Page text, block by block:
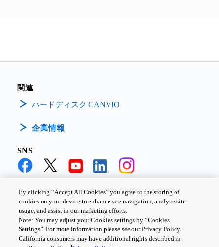
関連
ハードディスク CANVIO
企業情報
SNS
個人情報保護方針 サイトのご利用条件
お問い合わせ
By clicking “Accept All Cookies” you agree to the storing of
cookies on your device to enhance site navigation, analyze site
usage, and assist in our marketing efforts.
Note: You may adjust your Cookies settings by ”Cookies
Settings”. For more information please see our Privacy Policy.
California consumers may have additional rights described in